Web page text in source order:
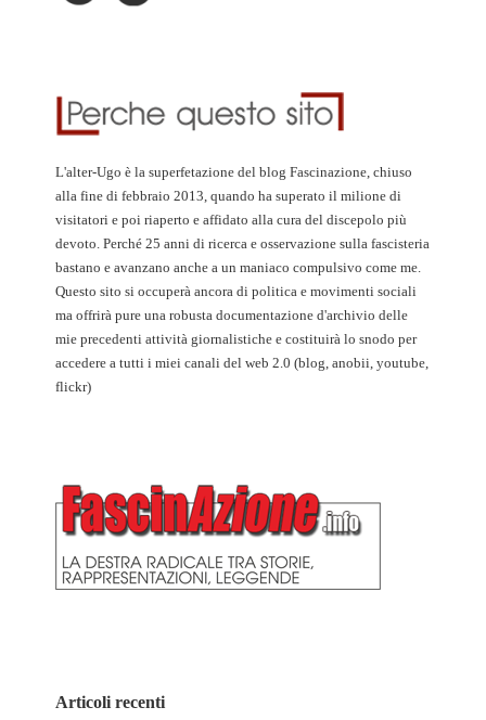
L'alter-Ugo è la superfetazione del blog Fascinazione, chiuso
alla fine di febbraio 2013, quando ha superato il milione di
visitatori e poi riaperto e affidato alla cura del discepolo più
devoto. Perché 25 anni di ricerca e osservazione sulla fascisteria
bastano e avanzano anche a un maniaco compulsivo come me.
Questo sito si occuperà ancora di politica e movimenti sociali
ma offrirà pure una robusta documentazione d'archivio delle
mie precedenti attività giornalistiche e costituirà lo snodo per
accedere a tutti i miei canali del web 2.0 (blog, anobii, youtube,
flickr)
Articoli recenti